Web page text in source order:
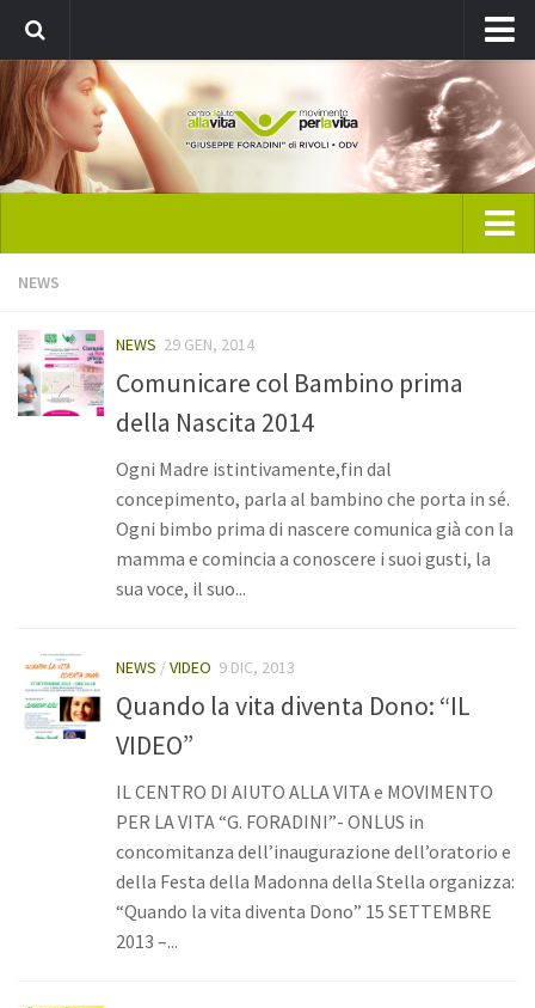
Registrati
Home
Chi siamo
Direttivo
Pubblicazione: ViVo
Galleria
Fotografie
Video
Dona ora
Diventa volontario
Bomboniere
NEWS
NEWS 29 GEN, 2014
Comunicare col Bambino prima
della Nascita 2014
Ogni Madre istintivamente,fin dal
concepimento, parla al bambino che porta in sé.
Ogni bimbo prima di nascere comunica già con la
mamma e comincia a conoscere i suoi gusti, la
sua voce, il suo...
NEWS /VIDEO 9 DIC, 2013
Quando la vita diventa Dono: “IL
VIDEO”
IL CENTRO DI AIUTO ALLA VITA e MOVIMENTO
PER LA VITA “G. FORADINI”- ONLUS in
concomitanza dell’inaugurazione dell’oratorio e
della Festa della Madonna della Stella organizza:
“Quando la vita diventa Dono” 15 SETTEMBRE
2013 –...